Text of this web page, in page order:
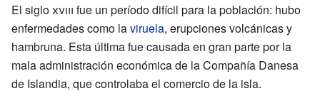
El sigloxviii fue un período difícil para la población: hubo
enfermedades como laviruela, erupciones volcánicas y
hambruna. Esta última fue causada en gran parte por la
mala administración económica de la Compañía Danesa
de Islandia, que controlaba el comercio de la isla.